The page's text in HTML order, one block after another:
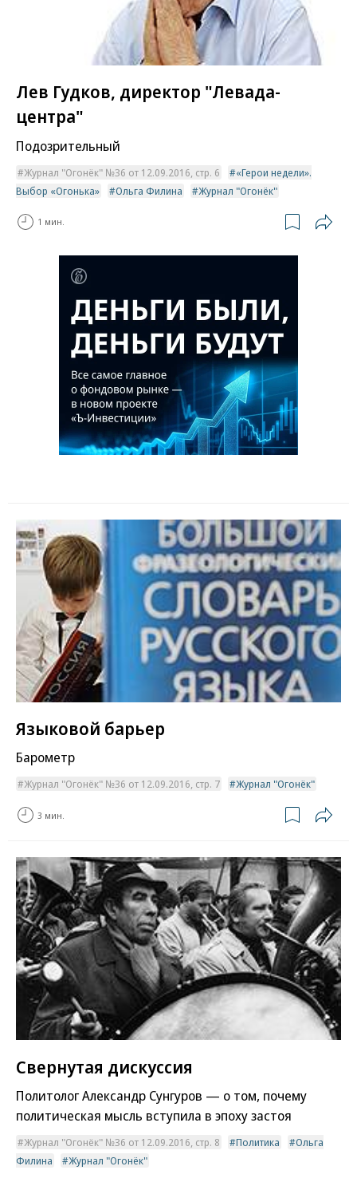
Лев Гудков, директор "Левада-
центра"
Подозрительный
Журнал "Огонёк" №36 от 12.09.2016, стр. 6
«Герои недели».
Выбор «Огонька»
Ольга Филина Журнал "Огонёк"
1 мин.
Языковой барьер
Барометр
Журнал "Огонёк" №36 от 12.09.2016, стр. 7 Журнал "Огонёк"
3 мин.
Свернутая дискуссия
Политолог Александр Сунгуров — о том, почему
политическая мысль вступила в эпоху застоя
Журнал "Огонёк" №36 от 12.09.2016, стр. 8 Политика
Ольга
Филина
Журнал "Огонёк"